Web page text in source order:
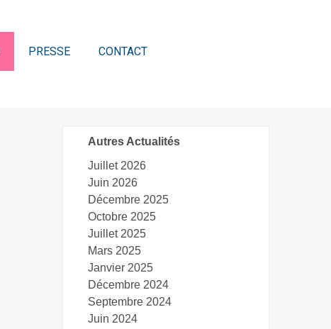
PRESSE CONTACT
Autres Actualités
Juillet 2026
Juin 2026
Décembre 2025
Octobre 2025
Juillet 2025
Mars 2025
Janvier 2025
Décembre 2024
Septembre 2024
Juin 2024